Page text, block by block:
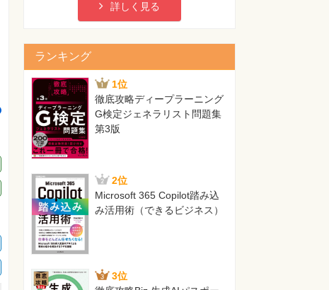
詳しく見る
ランキング
1位
徹底攻略ディープラーニング
G検定ジェネラリスト問題集
第3版
2位
Microsoft 365 Copilot踏み込
み活用術（できるビジネス）
3位